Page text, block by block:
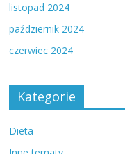
listopad 2024
październik 2024
czerwiec 2024
Kategorie
Dieta